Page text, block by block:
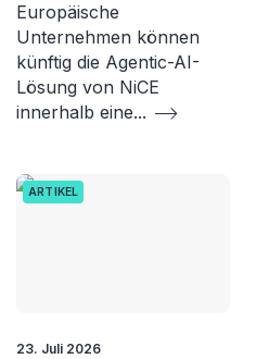
Europäische
Unternehmen können
künftig die Agentic-AI-
Lösung von NiCE
innerhalb eine...
ARTIKEL
23. Juli 2026